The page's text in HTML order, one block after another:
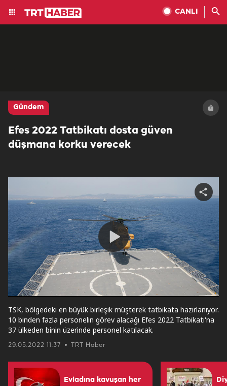
CANLI
Gündem
Efes 2022 Tatbikatı dosta güven
düşmana korku verecek
Play
Video
Share
video
29.05.2022 11:37 TRT Haber
TSK, bölgedeki en büyük birleşik müşterek tatbikata hazırlanıyor.
10 binden fazla personelin görev alacağı Efes 2022 Tatbikatı'na
37 ülkeden binin üzerinde personel katılacak.
Evladına kavuşan her